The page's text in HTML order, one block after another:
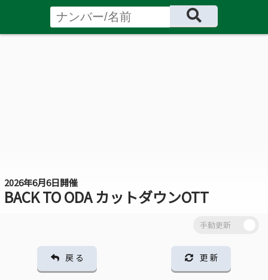
2026年6月6日開催
BACK TO ODA カットダウンOTT
戻 る 更 新